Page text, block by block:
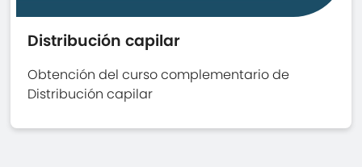
Distribución capilar
Obtención del curso complementario de
Distribución capilar